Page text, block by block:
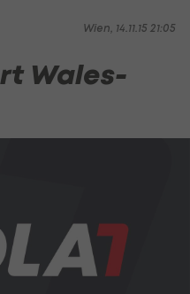
Wien, 14.11.15 21:05
Wales-